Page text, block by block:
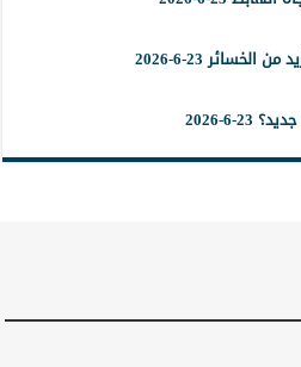
23-6-2026
6-2026